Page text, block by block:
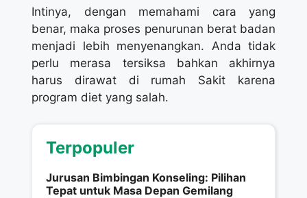
Intinya, dengan memahami cara yang
benar, maka proses penurunan berat badan
menjadi lebih menyenangkan. Anda tidak
perlu merasa tersiksa bahkan akhirnya
harus dirawat di rumah Sakit karena
program diet yang salah.
Terpopuler
Jurusan Bimbingan Konseling: Pilihan
Tepat untuk Masa Depan Gemilang